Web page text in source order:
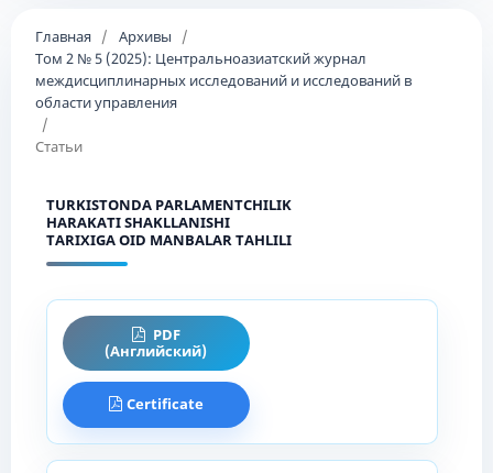
Главная / Архивы
/
Том 2 № 5 (2025): Центральноазиатский журнал
междисциплинарных исследований и исследований в
области управления
/
Статьи
TURKISTONDA PARLAMENTCHILIK
HARAKATI SHAKLLANISHI
TARIXIGA OID MANBALAR TAHLILI
PDF
(Английский)
Certificate